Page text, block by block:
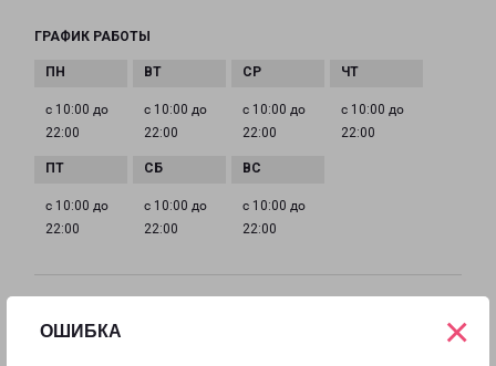
ОШИБКА ×
ГРАФИК РАБОТЫ
с 10:00 до
22:00
с 10:00 до
22:00
с 10:00 до
22:00
с 10:00 до
22:00
с 10:00 до
22:00
с 10:00 до
22:00
с 10:00 до
22:00
Московская область, улица Московская, 9